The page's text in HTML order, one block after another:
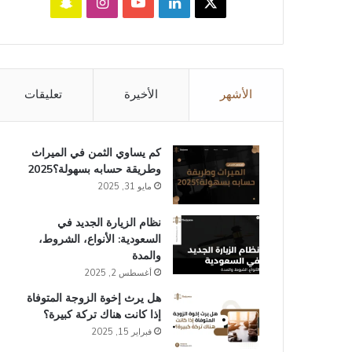
الأشهر الأخيرة تعليقات
كم يساوي الثمن في الميراث​
وطريقة حسابه بسهولة؟2025
مايو 31, 2025
نظام الزيارة الجديد في
السعودية: الأنواع، الشروط،
والمدة
أغسطس 2, 2025
هل يرث إخوة الزوجة المتوفاة
إذا كانت هناك تركة كبيرة؟
فبراير 15, 2025